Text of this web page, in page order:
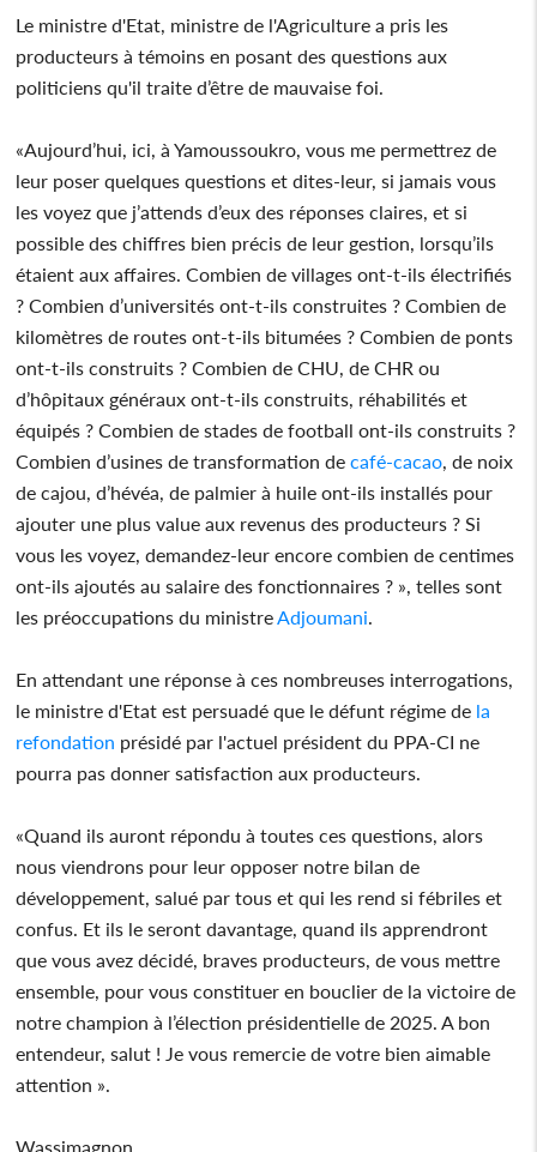
Le ministre d'Etat, ministre de l'Agriculture a pris les
producteurs à témoins en posant des questions aux
politiciens qu'il traite d’être de mauvaise foi.
«Aujourd’hui, ici, à Yamoussoukro, vous me permettrez de
leur poser quelques questions et dites-leur, si jamais vous
les voyez que j’attends d’eux des réponses claires, et si
possible des chiffres bien précis de leur gestion, lorsqu’ils
étaient aux affaires. Combien de villages ont-t-ils électrifiés
? Combien d’universités ont-t-ils construites ? Combien de
kilomètres de routes ont-t-ils bitumées ? Combien de ponts
ont-t-ils construits ? Combien de CHU, de CHR ou
d’hôpitaux généraux ont-t-ils construits, réhabilités et
équipés ? Combien de stades de football ont-ils construits ?
Combien d’usines de transformation de café-cacao , de noix
de cajou, d’hévéa, de palmier à huile ont-ils installés pour
ajouter une plus value aux revenus des producteurs ? Si
vous les voyez, demandez-leur encore combien de centimes
ont-ils ajoutés au salaire des fonctionnaires ? », telles sont
les préoccupations du ministre Adjoumani
En attendant une réponse à ces nombreuses interrogations,
le ministre d'Etat est persuadé que le défunt régime de la
refondation présidé par l'actuel président du PPA-CI ne
pourra pas donner satisfaction aux producteurs.
«Quand ils auront répondu à toutes ces questions, alors
nous viendrons pour leur opposer notre bilan de
développement, salué par tous et qui les rend si fébriles et
confus. Et ils le seront davantage, quand ils apprendront
que vous avez décidé, braves producteurs, de vous mettre
ensemble, pour vous constituer en bouclier de la victoire de
notre champion à l’élection présidentielle de 2025. A bon
entendeur, salut ! Je vous remercie de votre bien aimable
attention ».
Wassimagnon